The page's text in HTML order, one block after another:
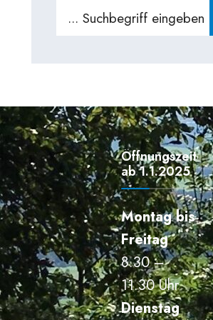
Search
Öffnungszeiten
ab 1.1.2025
Montag bis
Freitag
8.30 –
11.30 Uhr
Dienstag